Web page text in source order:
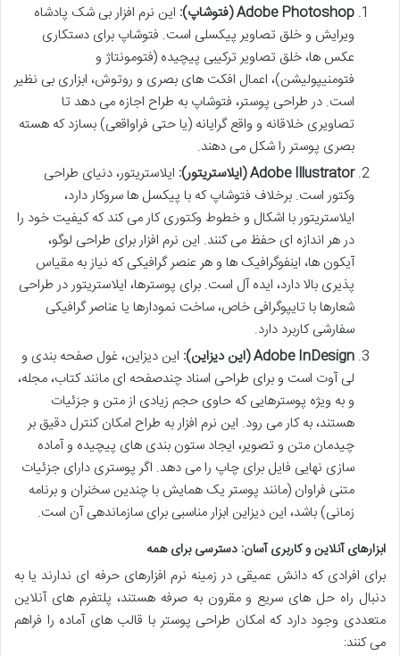
Adobe Photoshop (فتوشاپ):
این نرم افزار بی شک پادشاه
ویرایش و خلق تصاویر پیکسلی است. فتوشاپ برای دستکاری
عکس ها، خلق تصاویر ترکیبی پیچیده (فتومونتاژ و
فتومنیپولیشن)، اعمال افکت های بصری و روتوش، ابزاری بی نظیر
است. در طراحی پوستر، فتوشاپ به طراح اجازه می دهد تا
تصاویری خلاقانه و واقع گرایانه (یا حتی فراواقعی) بسازد که هسته
بصری پوستر را شکل می دهند.
Adobe Illustrator (ایلاستریتور):
ایلاستریتور، دنیای طراحی
وکتور است. برخلاف فتوشاپ که با پیکسل ها سروکار دارد،
ایلاستریتور با اشکال و خطوط وکتوری کار می کند که کیفیت خود را
در هر اندازه ای حفظ می کنند. این نرم افزار برای طراحی لوگو،
آیکون ها، اینفوگرافیک ها و هر عنصر گرافیکی که نیاز به مقیاس
پذیری بالا دارد، ایده آل است. برای پوسترها، ایلاستریتور در طراحی
شعارها با تایپوگرافی خاص، ساخت نمودارها یا عناصر گرافیکی
سفارشی کاربرد دارد.
Adobe InDesign (این دیزاین):
این دیزاین، غول صفحه بندی و
لی آوت است و برای طراحی اسناد چندصفحه ای مانند کتاب، مجله،
و به ویژه پوسترهایی که حاوی حجم زیادی از متن و جزئیات
هستند، به کار می رود. این نرم افزار به طراح امکان کنترل دقیق بر
چیدمان متن و تصویر، ایجاد ستون بندی های پیچیده و آماده
سازی نهایی فایل برای چاپ را می دهد. اگر پوستری دارای جزئیات
متنی فراوان (مانند پوستر یک همایش با چندین سخنران و برنامه
زمانی) باشد، این دیزاین ابزار مناسبی برای سازماندهی آن است.
ابزارهای آنلاین و کاربری آسان: دسترسی برای همه
برای افرادی که دانش عمیقی در زمینه نرم افزارهای حرفه ای ندارند یا به
دنبال راه حل های سریع و مقرون به صرفه هستند، پلتفرم های آنلاین
متعددی وجود دارد که امکان طراحی پوستر با قالب های آماده را فراهم
می کنند: